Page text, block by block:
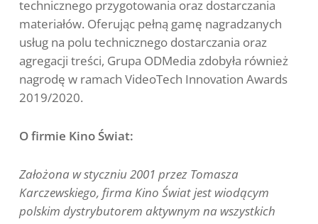
technicznego przygotowania oraz dostarczania
materiałów. Oferując pełną gamę nagradzanych
usług na polu technicznego dostarczania oraz
agregacji treści, Grupa ODMedia zdobyła również
nagrodę w ramach VideoTech Innovation Awards
2019/2020.
O firmie Kino Świat:
Założona w styczniu 2001 przez Tomasza
Karczewskiego, firma Kino Świat jest wiodącym
polskim dystrybutorem aktywnym na wszystkich